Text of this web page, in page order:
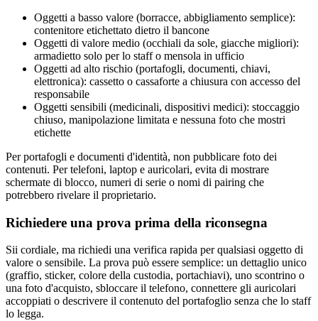
Oggetti a basso valore (borracce, abbigliamento semplice):
contenitore etichettato dietro il bancone
Oggetti di valore medio (occhiali da sole, giacche migliori):
armadietto solo per lo staff o mensola in ufficio
Oggetti ad alto rischio (portafogli, documenti, chiavi,
elettronica): cassetto o cassaforte a chiusura con accesso del
responsabile
Oggetti sensibili (medicinali, dispositivi medici): stoccaggio
chiuso, manipolazione limitata e nessuna foto che mostri
etichette
Per portafogli e documenti d'identità, non pubblicare foto dei
contenuti. Per telefoni, laptop e auricolari, evita di mostrare
schermate di blocco, numeri di serie o nomi di pairing che
potrebbero rivelare il proprietario.
Richiedere una prova prima della riconsegna
Sii cordiale, ma richiedi una verifica rapida per qualsiasi oggetto di
valore o sensibile. La prova può essere semplice: un dettaglio unico
(graffio, sticker, colore della custodia, portachiavi), uno scontrino o
una foto d'acquisto, sbloccare il telefono, connettere gli auricolari
accoppiati o descrivere il contenuto del portafoglio senza che lo staff
lo legga.